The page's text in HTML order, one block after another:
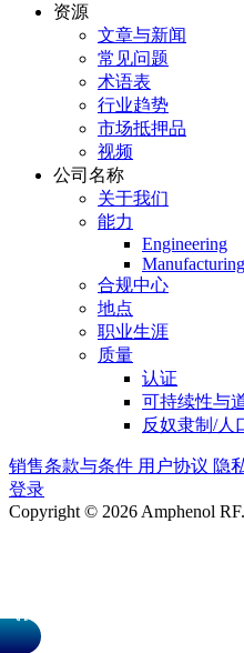
资源
文章与新闻
常见问题
术语表
行业趋势
市场抵押品
视频
公司名称
关于我们
能力
Engineering
Manufacturing
合规中心
地点
职业生涯
质量
认证
可持续性与
反奴隶制/人
销售条款与条件 用户协议 隐
登录
Copyright © 2026 Amphenol